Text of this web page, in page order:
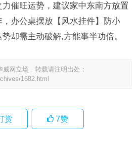
催旺运势，建议家中东南方放置
，办公桌摆放【风水挂件】防小
却需主动破解,方能事半功倍。
网立场，转载请注明出处：
1682.html
赏 7赞